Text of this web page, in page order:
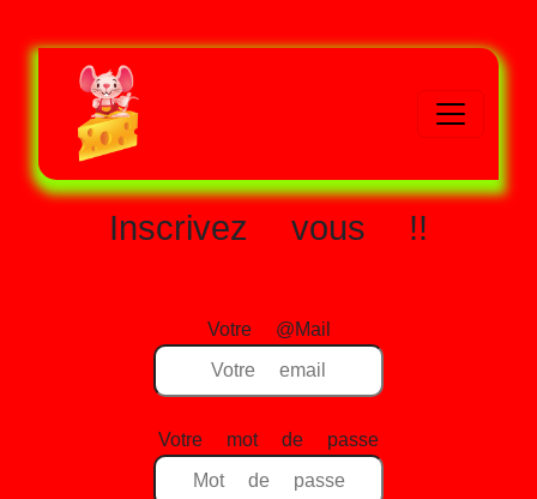
Inscrivez vous !!
Votre @Mail
Votre mot de passe